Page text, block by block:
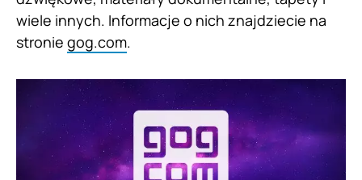
wiele innych. Informacje o nich znajdziecie na
stronie gog.com.